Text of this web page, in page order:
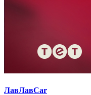
ЛавЛавCar